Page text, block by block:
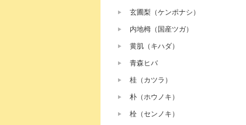
玄圃梨（ケンポナシ）
内地栂（国産ツガ）
黄肌（キハダ）
青森ヒバ
桂（カツラ）
朴（ホウノキ）
栓（センノキ）